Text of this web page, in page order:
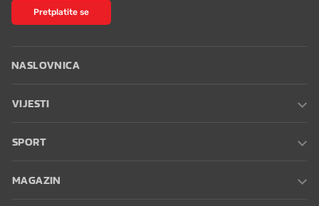
Pretplatite se
NASLOVNICA
VIJESTI
SPORT
MAGAZIN